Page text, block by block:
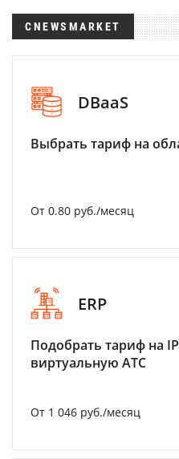
CNEWSMARKET
DBaaS
Выбрать тариф на
От 0.80 руб./месяц
ERP
Подобрать тариф на
виртуальную АТС
От 1 046 руб./месяц